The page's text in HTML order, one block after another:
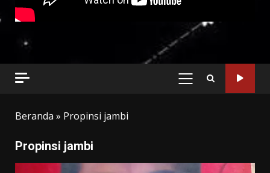
PRIMARY
Beranda » Propinsi jambi
Propinsi jambi